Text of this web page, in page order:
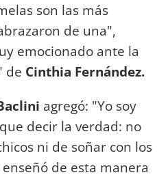
son las más
de una",
emocionado ante la
de Cinthia Fernández.
agregó: "Yo soy
decir la verdad: no
ni de soñar con los
de esta manera